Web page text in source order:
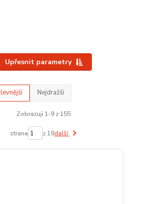
Upřesnit parametry
Nejdražší
Zobrazuji 1-9 z 155
strana z 18další